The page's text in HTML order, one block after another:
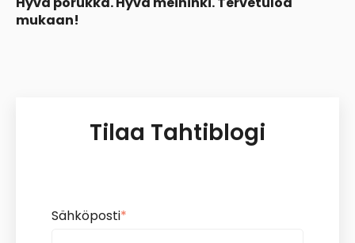
mukaan!
Tilaa Tahtiblogi
Sähköposti*